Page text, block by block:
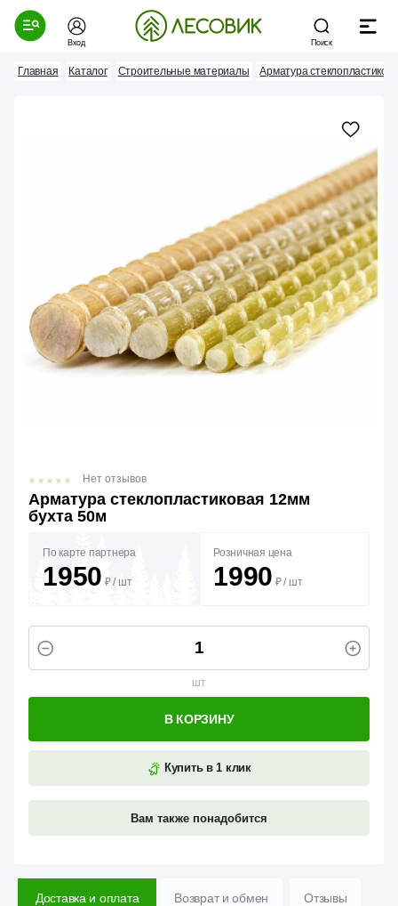
Вход Поиск
Главная Каталог Строительные материалы Арматура
Арматура стеклопластиковая 12мм
бухта 50м
Нет отзывов
По карте партнера
1950 ₽/ шт
Розничная цена
1990 ₽/ шт
шт
Купить в 1 клик
Вам также понадобится
В КОРЗИНУ
Доставка и оплата Возврат и обмен Отзывы